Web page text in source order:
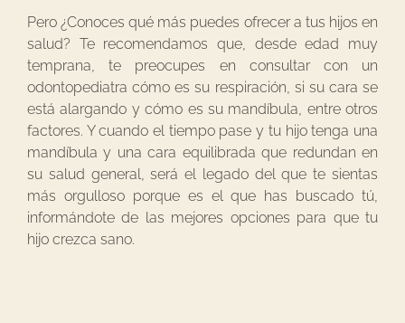
Pero ¿Conoces qué más puedes ofrecer a tus hijos en
salud? Te recomendamos que, desde edad muy
temprana, te preocupes en consultar con un
odontopediatra cómo es su respiración, si su cara se
está alargando y cómo es su mandíbula, entre otros
factores. Y cuando el tiempo pase y tu hijo tenga una
mandíbula y una cara equilibrada que redundan en
su salud general, será el legado del que te sientas
más orgulloso porque es el que has buscado tú,
informándote de las mejores opciones para que tu
hijo crezca sano.